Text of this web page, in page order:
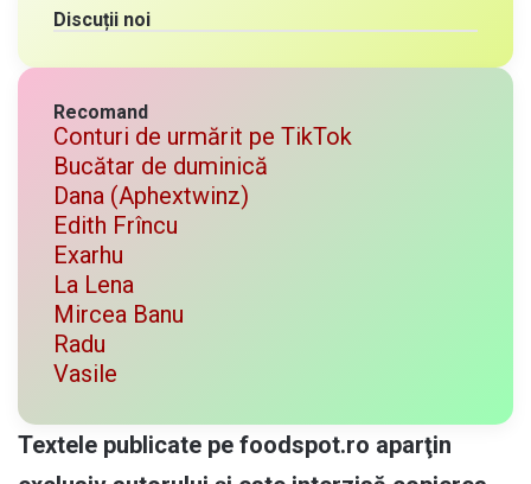
Discuții noi
Recomand
Conturi de urmărit pe TikTok
Bucătar de duminică
Dana (Aphextwinz)
Edith Frîncu
Exarhu
La Lena
Mircea Banu
Radu
Vasile
Textele publicate pe foodspot.ro aparţin